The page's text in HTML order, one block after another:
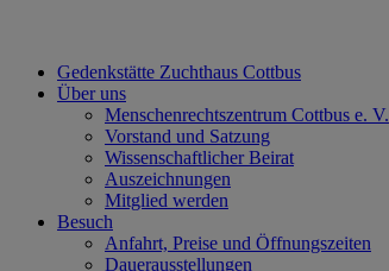
Gedenkstätte Zuchthaus Cottbus
Über uns
Menschenrechtszentrum Cottbus e. V.
Vorstand und Satzung
Wissenschaftlicher Beirat
Auszeichnungen
Mitglied werden
Besuch
Anfahrt, Preise und Öffnungszeiten
Dauerausstellungen